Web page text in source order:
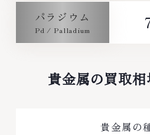
パラジウム
貴金属の買取
貴金属の